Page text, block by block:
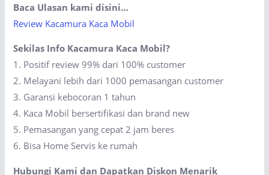
Baca Ulasan kami disini…
Review Kacamura Kaca Mobil
Sekilas Info Kacamura Kaca Mobil?
1. Positif review 99% dari 100% customer
2. Melayani lebih dari 1000 pemasangan customer
3. Garansi kebocoran 1 tahun
4. Kaca Mobil bersertifikasi dan brand new
5. Pemasangan yang cepat 2 jam beres
6. Bisa Home Servis ke rumah
Hubungi Kami dan Dapatkan Diskon Menarik